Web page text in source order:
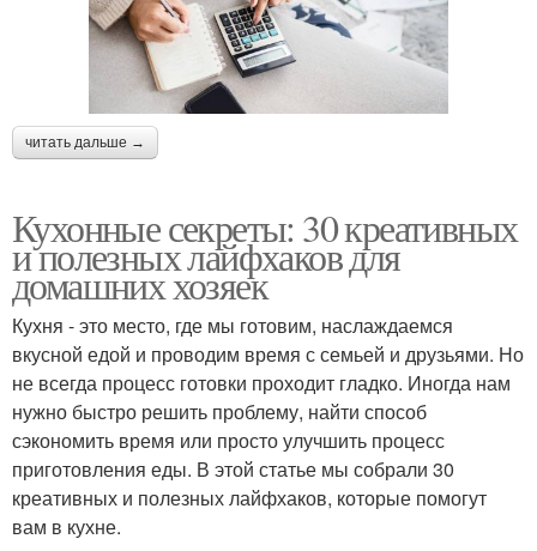
читать дальше →
Кухонные секреты: 30 креативных
и полезных лайфхаков для
домашних хозяек
Кухня - это место, где мы готовим, наслаждаемся
вкусной едой и проводим время с семьей и друзьями. Но
не всегда процесс готовки проходит гладко. Иногда нам
нужно быстро решить проблему, найти способ
сэкономить время или просто улучшить процесс
приготовления еды. В этой статье мы собрали 30
креативных и полезных лайфхаков, которые помогут
вам в кухне.